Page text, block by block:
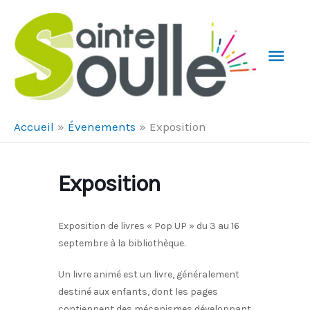
Accueil Évenements Exposition
Exposition
Exposition de livres « Pop UP » du 3 au 16
septembre à la bibliothèque.
Un livre animé est un livre, généralement
destiné aux enfants, dont les pages